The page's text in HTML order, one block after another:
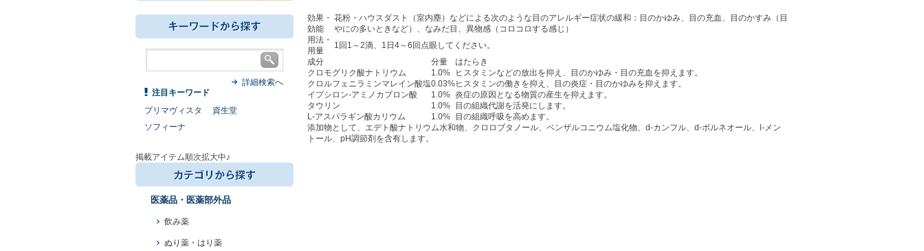
効果・
効能
花粉・ハウスダスト（室内塵）などによる次のような目のアレルギー症状の緩和：目のかゆみ、目の充血、目のかすみ（目
やにの多いときなど）、なみだ目、異物感（コロコロする感じ）
用法・
用量
1回1～2滴、1日4～6回点眼してください。
成分
分量
はたらき
クロモグリク酸ナトリウム
1.0%
ヒスタミンなどの放出を抑え、目のかゆみ・目の充血を抑えます。
クロルフェニラミンマレイン酸塩0.03%ヒスタミンの働きを抑え、目の炎症・目のかゆみを抑えます。
イプシロン-アミノカプロン酸
1.0% 炎症の原因となる物質の産生を抑えます。
タウリン
1.0% 目の組織代謝を活発にします。
L-アスパラギン酸カリウム
1.0% 目の組織呼吸を高めます。
添加物として、エデト酸ナトリウム水和物、クロロブタノール、ベンザルコニウム塩化物、d-カンフル、d-ボルネオール、l-メン
トール、pH調節剤を含有します。
詳細検索へ
注目キーワード
プリマヴィスタ
資生堂
ソフィーナ
掲載アイテム順次拡大中♪
医薬品・医薬部外品
飲み薬
ぬり薬・はり薬